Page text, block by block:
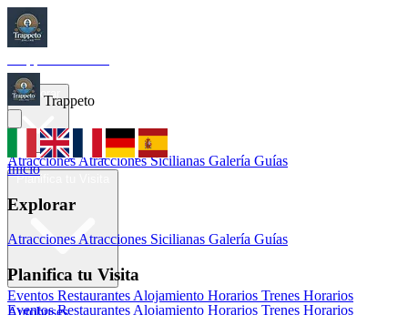
Inicio
AtraccionesAtracciones Sicilianas Galería Guías
Eventos Restaurantes Alojamiento Horarios Trenes Horarios
Autobuses
Trappeto
Inicio
Explorar
AtraccionesAtracciones Sicilianas Galería Guías
Planifica tu Visita
Eventos Restaurantes Alojamiento Horarios Trenes Horarios